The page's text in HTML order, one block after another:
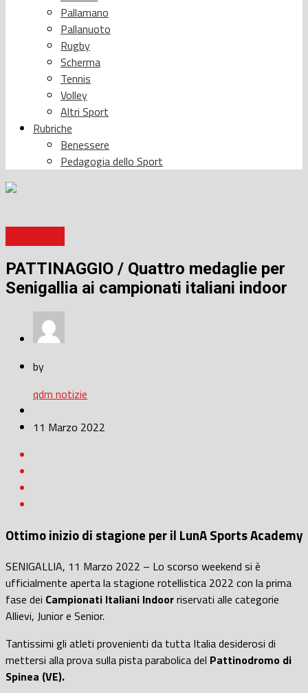
Pallamano
Pallanuoto
Rugby
Scherma
Tennis
Volley
Altri Sport
Rubriche
Benessere
Pedagogia dello Sport
PATTINAGGIO / Quattro medaglie per
Senigallia ai campionati italiani indoor
by
qdm notizie
11 Marzo 2022
Ottimo inizio di stagione per il LunA Sports Academy
SENIGALLIA, 11 Marzo 2022 – Lo scorso weekend si è
ufficialmente aperta la stagione rotellistica 2022 con la prima
fase dei Campionati Italiani Indoorriservati alle categorie
Allievi, Junior e Senior.
Tantissimi gli atleti provenienti da tutta Italia desiderosi di
mettersi alla prova sulla pista parabolica del Pattinodromo di
Spinea (VE).